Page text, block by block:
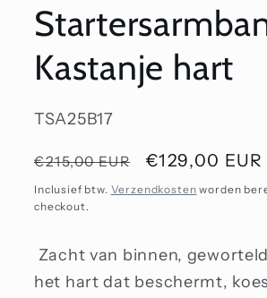
Kastanje hart
SKU:
TSA25B17
Normale
prijs
€215,00 EUR €129,00 EUR
Inclusief btw. Verzendkosten worden
checkout.
Zacht van binnen,
het hart dat beschermt,